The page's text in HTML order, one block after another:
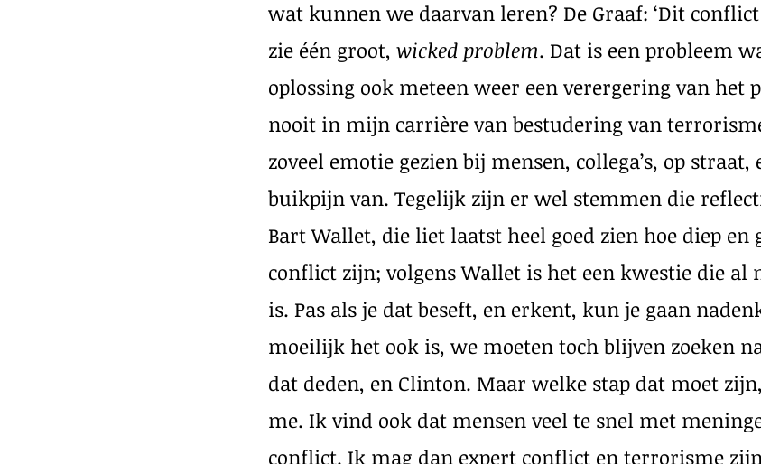
wat kunnen we daarvan leren? De Graaf: ‘Dit
zie één groot, wicked problem. Dat is een probleem
oplossing ook meteen weer een verergering van het
nooit in mijn carrière van bestudering van
zoveel emotie gezien bij mensen, collega’s, op
buikpijn van. Tegelijk zijn er wel stemmen die
Bart Wallet, die liet laatst heel goed zien hoe diep
conflict zijn; volgens Wallet is het een kwestie die al
is. Pas als je dat beseft, en erkent, kun je gaan
moeilijk het ook is, we moeten toch blijven zoeken
dat deden, en Clinton. Maar welke stap dat moet
me. Ik vind ook dat mensen veel te snel met
conflict. Ik mag dan expert conflict en terrorisme